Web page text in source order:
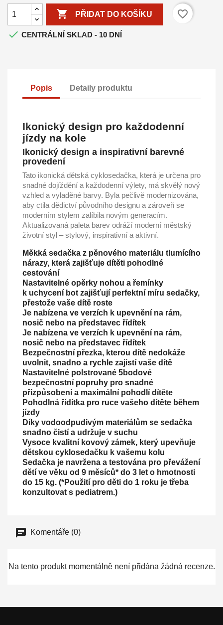
 PŘIDAT DO KOŠÍKU
favorite_border
 CENTRÁLNÍ SKLAD - 10 DNÍ
Popis Detaily produktu
Ikonický design pro každodenní
jízdy na kole
Ikonický design a inspirativní barevné
provedení
Tato ikonická dětská cyklosedačka, která je určena pro
snadné dojíždění a každodenní výlety, má skvělý nový
vzhled a vyladěné barvy. Byla pečlivě modernizována,
aby ctila dědictví původního designu a zároveň se
moderním stylem zalíbila novým generacím.
Aktualizovaná paleta barev odráží moderní městský
životní styl – stylový, inspirativní a aktivní.
Měkká sedačka z pěnového materiálu tlumícího
nárazy, která zajišťuje dítěti pohodlné
cestování
Nastavitelné opěrky nohou a řemínky
k uchycení bot zajišťují perfektní míru sedačky,
přestože vaše dítě roste
Je nabízena ve verzích k upevnění na rám,
nosič nebo na představec řídítek
Je nabízena ve verzích k upevnění na rám,
nosič nebo na představec řídítek
Bezpečnostní přezka, kterou dítě nedokáže
uvolnit, snadno a rychle zajistí vaše dítě
Nastavitelné polstrované 5bodové
bezpečnostní popruhy pro snadné
přizpůsobení a maximální pohodlí dítěte
Pohodlná řídítka pro ruce vašeho dítěte během
jízdy
Díky vodoodpudivým materiálům se sedačka
snadno čistí a udržuje v suchu
Vysoce kvalitní kovový zámek, který upevňuje
dětskou cyklosedačku k vašemu kolu
Sedačka je navržena a testována pro převážení
dětí ve věku od 9 měsíců* do 3 let o hmotnosti
do 15 kg. (*Použití pro děti do 1 roku je třeba
konzultovat s pediatrem.)
Komentáře (0)
Na tento produkt momentálně není přidána žádná recenze.